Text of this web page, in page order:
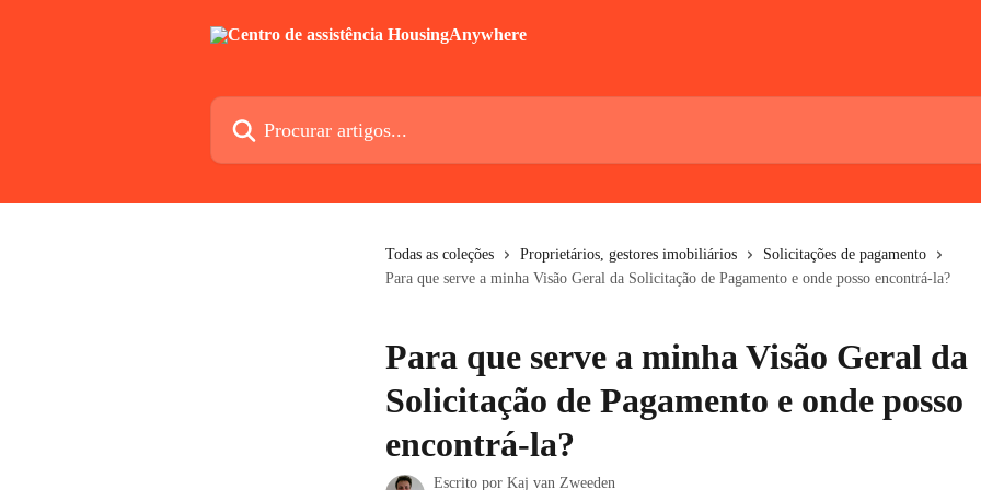
Procurar artigos...
Todas as coleções Proprietários, gestores imobiliários
Solicitações de pagamento
Para que serve a minha Visão Geral da Solicitação de Pagamento e onde posso encontrá-la?
Para que serve a minha Visão Geral da
Solicitação de Pagamento e onde posso
encontrá-la?
Escrito por Kaj van Zweeden